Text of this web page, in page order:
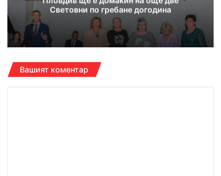
Световни по гребане догодина
Вашият коментар